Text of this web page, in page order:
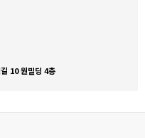
10 원빌딩 4층